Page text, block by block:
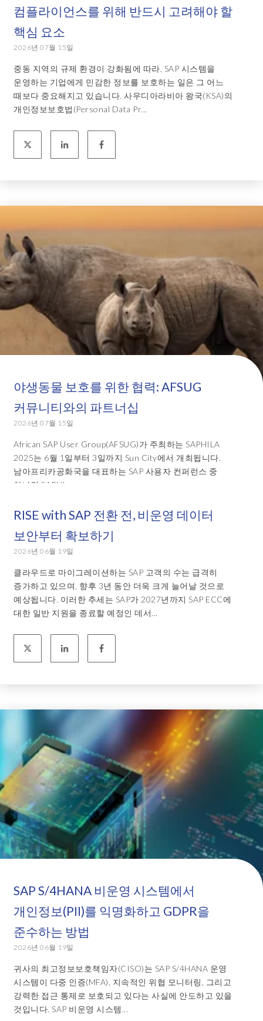
컴플라이언스를 위해 반드시 고려해야 할
핵심 요소
2026년 07월 15일
중동 지역의 규제 환경이 강화됨에 따라, SAP 시스템을
운영하는 기업에게 민감한 정보를 보호하는 일은 그 어느
때보다 중요해지고 있습니다. 사우디아라비아 왕국(KSA)의
개인정보보호법(Personal Data Pr...
야생동물 보호를 위한 협력: AFSUG
커뮤니티와의 파트너십
2026년 07월 15일
African SAP User Group(AFSUG)가 주최하는 SAPHILA
2025는 6월 1일부터 3일까지 Sun City에서 개최됩니다.
남아프리카공화국을 대표하는 SAP 사용자 컨퍼런스 중
하나인 SAPHI...
RISE with SAP 전환 전, 비운영 데이터
보안부터 확보하기
2026년 06월 19일
클라우드로 마이그레이션하는 SAP 고객의 수는 급격히
증가하고 있으며, 향후 3년 동안 더욱 크게 늘어날 것으로
예상됩니다. 이러한 추세는 SAP가 2027년까지 SAP ECC에
대한 일반 지원을 종료할 예정인 데서...
SAP S/4HANA 비운영 시스템에서
개인정보(PII)를 익명화하고 GDPR을
준수하는 방법
2026년 06월 19일
귀사의 최고정보보호책임자(CISO)는 SAP S/4HANA 운영
시스템이 다중 인증(MFA), 지속적인 위협 모니터링, 그리고
강력한 접근 통제로 보호되고 있다는 사실에 안도하고 있을
것입니다. SAP 비운영 시스템...